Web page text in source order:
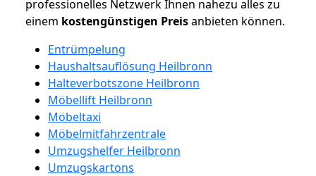
professionelles Netzwerk Ihnen nahezu alles zu
einem kostengünstigen Preisanbieten können.
Entrümpelung
Haushaltsauflösung Heilbronn
Halteverbotszone Heilbronn
Möbellift Heilbronn
Möbeltaxi
Möbelmitfahrzentrale
Umzugshelfer Heilbronn
Umzugskartons